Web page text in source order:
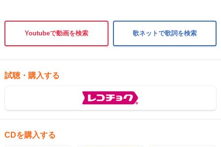
Youtubeで動画を検索 歌ネットで歌詞を検索
試聴・購入する
CDを購入する